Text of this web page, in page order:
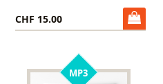
CHF 15.00
MP3